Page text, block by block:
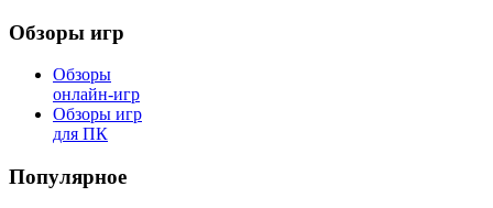
Обзоры игр
Обзоры
онлайн-игр
Обзоры игр
для ПК
Популярное